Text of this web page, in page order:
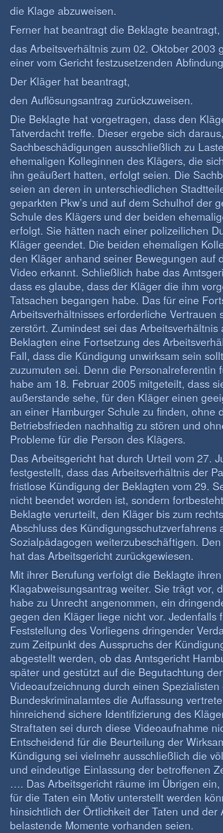
die Klage abzuweisen.
Ferner hat beantragt die Beklagte beantragt,
das Arbeitsverhältnis zum 02. Oktober 2003
einer vom Gericht festzusetzenden
Der Kläger hat beantragt,
den Auflösungsantrag zurückzuweisen.
Die Beklagte hat vorgetragen, dass den
Tatverdacht treffe. Dieser ergebe sich
Sachbeschädigungen ausschließlich zu
ehemaligen Kolleginnen des Klägers, die
ihn geäußert hatten, erfolgt seien. Die
seien an deren in unterschiedlichen
geparkten Pkw’s und auf dem Schulhof der
Schule des Klägers und der beiden
erfolgt. Sie hätten nach einer polizeilichen
Kläger geendet. Die beiden ehemaligen
den Kläger anhand seiner Bewegungen auf
Video erkannt. Schließlich habe das
dass es glaube, dass der Kläger die ihm
Tatsachen begangen habe. Das für eine
Arbeitsverhältnisses erforderliche Vertrauen
zerstört. Zumindest sei das
Beklagten eine Fortsetzung des
Fall, dass die Kündigung unwirksam sein
zuzumuten sei. Denn die Personalreferentin
habe am 18. Februar 2005 mitgeteilt, dass
außerstande sehe, für den Kläger einen
an einer Hamburger Schule zu finden, ohne
Betriebsfrieden nachhaltig zu stören und
Probleme für die Person des Klägers.
Das Arbeitsgericht hat durch Urteil vom 27.
festgestellt, dass das Arbeitsverhältnis der
fristlose Kündigung der Beklagten vom 29.
nicht beendet worden ist, sondern
Beklagte verurteilt, den Kläger bis zum
Abschluss des Kündigungsschutzverfahrens
Sozialpädagogen weiterzubeschäftigen.
hat das Arbeitsgericht zurückgewiesen.
Mit ihrer Berufung verfolgt die Beklagte ihren
Klagabweisungsantrag weiter. Sie trägt vor,
habe zu Unrecht angenommen, ein
gegen den Kläger liege nicht vor. Jedenfalls
Feststellung des Vorliegens dringender
zum Zeitpunkt des Ausspruchs der
abgestellt werden, ob das Amtsgericht
später und gestützt auf die Begutachtung der
Videoaufzeichnung durch einen Spezialisten
Bundeskriminalamtes die Auffassung
hinreichend sichere Identifizierung des
Straftaten sei durch diese Videoaufnahme
Entscheidend für die Beurteilung der
Kündigung sei vielmehr ausschließlich die
und eindeutige Einlassung der betroffenen
…. Das Arbeitsgericht räume im Übrigen
für die Taten ein Motiv unterstellt werden
hinsichtlich der Örtlichkeit der Taten und der
belastende Momente vorhanden seien.